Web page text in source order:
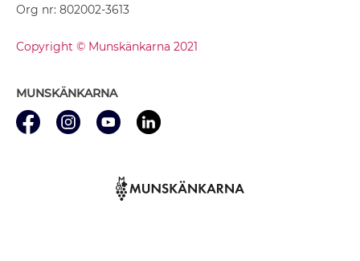
Org nr: 802002-3613
Copyright © Munskänkarna 2021
MUNSKÄNKARNA